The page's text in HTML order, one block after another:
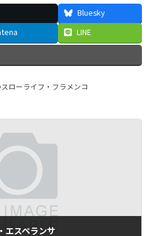
Bluesky
LINE
ローライフ・フラメンコ
エスペランサ